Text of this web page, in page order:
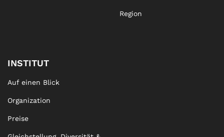
Region
INSTITUT
Auf einen Blick
Organization
Preise